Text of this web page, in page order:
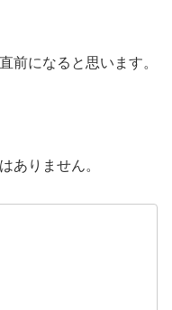
前になると思います。
ありません。